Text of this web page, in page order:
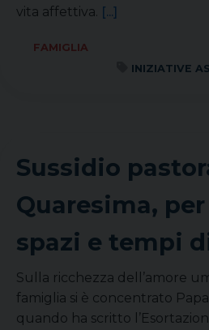
vita affettiva. [...]
FAMIGLIA
INIZIATIVE
Sussidio
Quaresima,
spazi e tempi
Sulla ricchezza dell’amore
famiglia si è concentrato
quando ha scritto